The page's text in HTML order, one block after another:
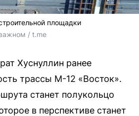
площадки
/ t.me
Хуснуллин ранее
трассы М-12 «Восток».
станет полукольцо
в перспективе станет